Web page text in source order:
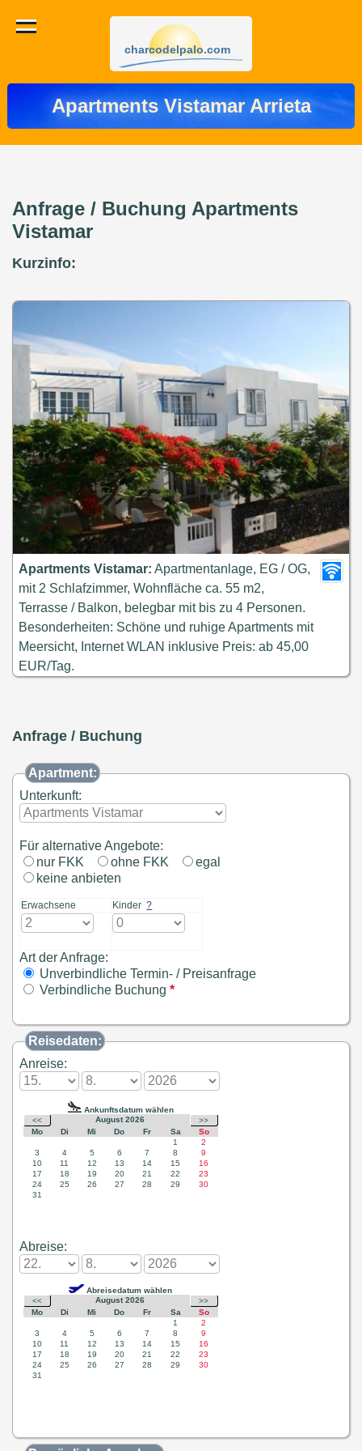
charcodelpalo.com
Apartments Vistamar Arrieta
Anfrage / Buchung Apartments
Vistamar
Kurzinfo:
Apartments Vistamar: Apartmentanlage, EG / OG,
mit 2 Schlafzimmer, Wohnfläche ca. 55 m2,
Terrasse / Balkon, belegbar mit bis zu 4 Personen.
Besonderheiten: Schöne und ruhige Apartments mit
Meersicht, Internet WLAN inklusive Preis: ab 45,00
EUR/Tag.
Anfrage / Buchung
Apartment:
Unterkunft:
Für alternative Angebote:
nur FKK
ohne FKK
egal
keine anbieten
Erwachsene Kinder?
Art der Anfrage:
Unverbindliche Termin- / Preisanfrage
Verbindliche Buchung*
Reisedaten:
Anreise:
Abreise: